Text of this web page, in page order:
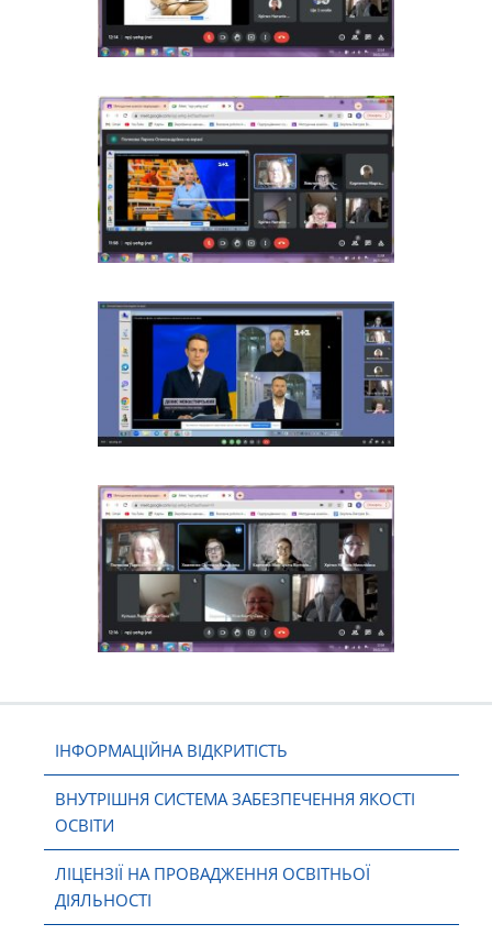
ІНФОРМАЦІЙНА ВІДКРИТІСТЬ
ВНУТРІШНЯ СИСТЕМА ЗАБЕЗПЕЧЕННЯ ЯКОСТІ
ОСВІТИ
ЛІЦЕНЗІЇ НА ПРОВАДЖЕННЯ ОСВІТНЬОЇ
ДІЯЛЬНОСТІ